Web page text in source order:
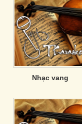
Nhạc vang